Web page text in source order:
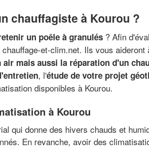
chauffagiste à Kourou ?
un poêle à granulés ? Afin
et-clim.net. Ils vous
mais aussi la réparation d'un
, l'étude de votre projet
disponibles à Kourou.
à Kourou
qui donne des hivers chauds et
En revanche, avoir des